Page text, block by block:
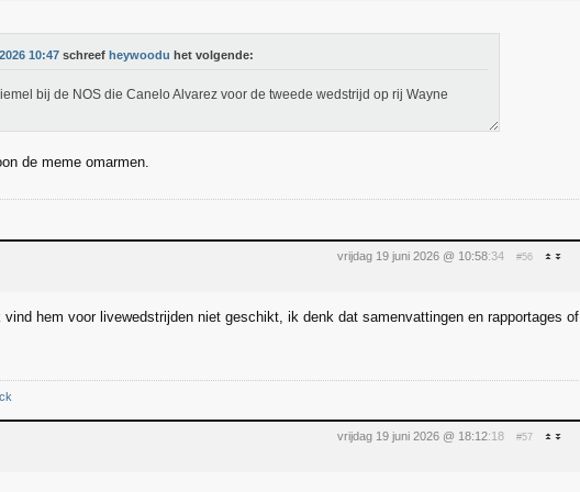
10:47 schreef heywoodu het volgende:
bij de NOS die Canelo Alvarez voor de tweede wedstrijd op rij Wayne
de meme omarmen.
vrijdag 19 juni 2026 @ 10:58:34 #56
vind hem voor livewedstrijden niet geschikt, ik denk dat samenvattingen en rapportages of
vrijdag 19 juni 2026 @ 18:12:18 #57